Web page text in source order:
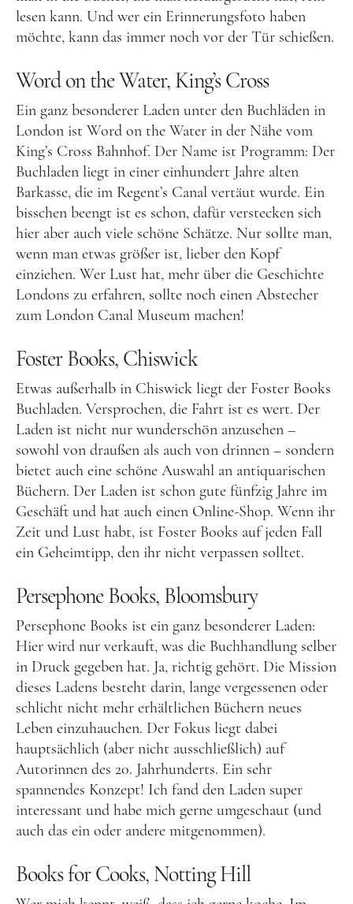
Luxemburg
Niederlande
Schweiz
Naher Osten
Oman
Ozeanien
Australien
Food
Kolumne
InstagramFlipboardPinterest
MOIN, MOIN!
und leidenschaftliche Bloggerin, und schreibe auf
diesem meinem Blog über das Wandern, das Reisen
und Food. Wenn du dich für diese Themen
interessierst, dann bist du hier genau richtig.
Herzlich willkommen!
Impressum|Datenschutz
lesen kann. Und wer ein Erinnerungsfoto haben
möchte, kann das immer noch vor der Tür schießen.
Word on the Water, King’s Cross
Ein ganz besonderer Laden unter den Buchläden in
London ist Word on the Water in der Nähe vom
King’s Cross Bahnhof. Der Name ist Programm: Der
Buchladen liegt in einer einhundert Jahre alten
Barkasse, die im Regent’s Canal vertäut wurde. Ein
bisschen beengt ist es schon, dafür verstecken sich
hier aber auch viele schöne Schätze. Nur sollte man,
wenn man etwas größer ist, lieber den Kopf
einziehen. Wer Lust hat, mehr über die Geschichte
Londons zu erfahren, sollte noch einen Abstecher
zum London Canal Museum machen!
Foster Books, Chiswick
Etwas außerhalb in Chiswick liegt der Foster Books
Buchladen. Versprochen, die Fahrt ist es wert. Der
Laden ist nicht nur wunderschön anzusehen –
sowohl von draußen als auch von drinnen – sondern
bietet auch eine schöne Auswahl an antiquarischen
Büchern. Der Laden ist schon gute fünfzig Jahre im
Geschäft und hat auch einen Online-Shop. Wenn ihr
Zeit und Lust habt, ist Foster Books auf jeden Fall
ein Geheimtipp, den ihr nicht verpassen solltet.
Persephone Books, Bloomsbury
Persephone Books ist ein ganz besonderer Laden:
Hier wird nur verkauft, was die Buchhandlung selber
in Druck gegeben hat. Ja, richtig gehört. Die Mission
dieses Ladens besteht darin, lange vergessenen oder
schlicht nicht mehr erhältlichen Büchern neues
Leben einzuhauchen. Der Fokus liegt dabei
hauptsächlich (aber nicht ausschließlich) auf
Autorinnen des 20. Jahrhunderts. Ein sehr
spannendes Konzept! Ich fand den Laden super
interessant und habe mich gerne umgeschaut (und
auch das ein oder andere mitgenommen).
Books for Cooks, Notting Hill